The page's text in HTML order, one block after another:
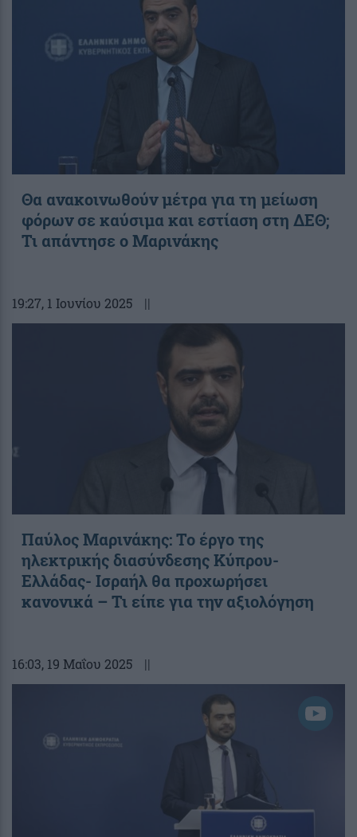
Θα ανακοινωθούν μέτρα για τη μείωση
φόρων σε καύσιμα και εστίαση στη ΔΕΘ;
Τι απάντησε ο Μαρινάκης
19:27, 1 Ιουνίου 2025 ||
Παύλος Μαρινάκης: Το έργο της
ηλεκτρικής διασύνδεσης Κύπρου-
Ελλάδας- Ισραήλ θα προχωρήσει
κανονικά – Τι είπε για την αξιολόγηση
16:03, 19 Μαΐου 2025 ||